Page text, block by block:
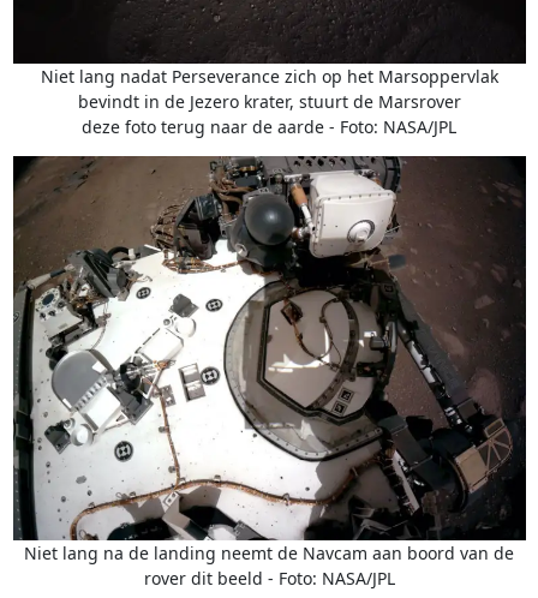
Niet lang nadat Perseverance zich op het Marsoppervlak
bevindt in de Jezero krater, stuurt de Marsrover
deze foto terug naar de aarde - Foto: NASA/JPL
Niet lang na de landing neemt de Navcam aan boord van de
rover dit beeld - Foto: NASA/JPL